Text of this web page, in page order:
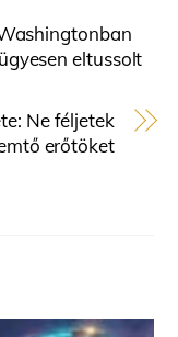
eltussolt
Ne féljetek
erőtöket